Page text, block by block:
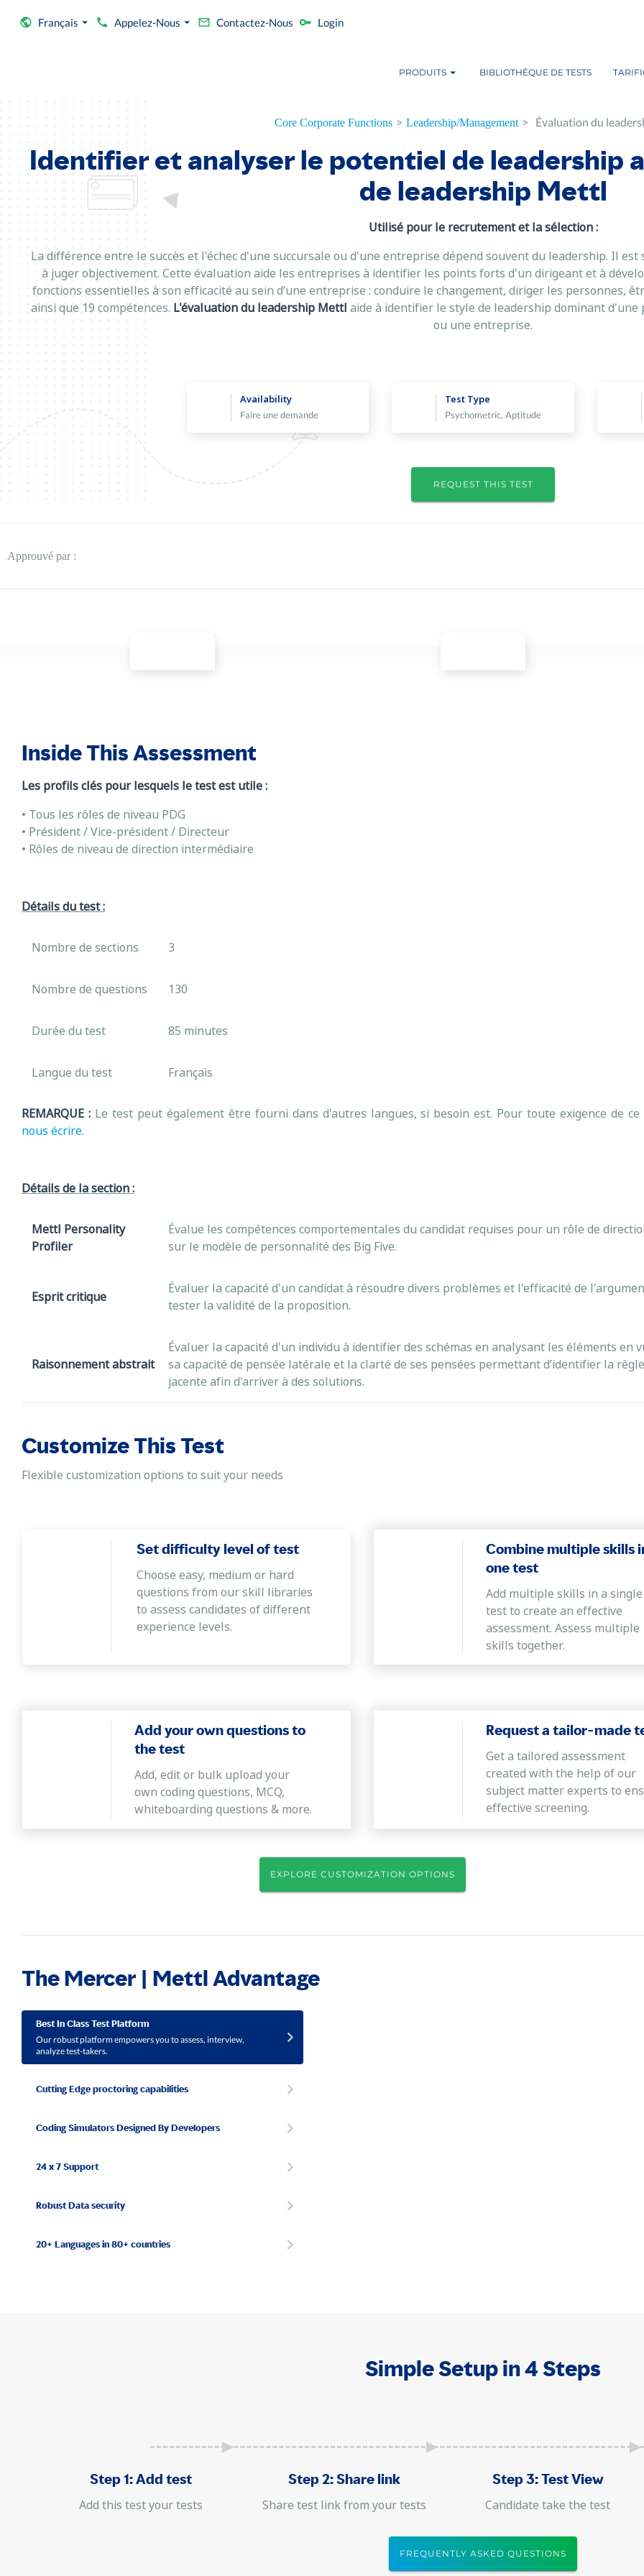
Français Appelez-Nous Contactez-Nous Login
PRODUITS BIBLIOTHÈQUE DE TESTS
Core Corporate Functions > Leadership/Management > Évaluation du
Identifier et analyser le potentiel de leadership
de leadership Mettl
Utilisé pour le recrutement et la sélection :
La différence entre le succès et l'échec d'une succursale ou d'une entreprise dépend souvent du leadership. Il
à juger objectivement. Cette évaluation aide les entreprises à identifier les points forts d'un dirigeant et à
fonctions essentielles à son efficacité au sein d’une entreprise : conduire le changement, diriger les personnes,
ainsi que 19 compétences. L'évaluation du leadership Mettl aide à identifier le style de leadership dominant
ou une entreprise.
Availability
Faire une demande
Test Type
Psychometric, Aptitude
REQUEST THIS TEST
Approuvé par :
Inside This Assessment
Les profils clés pour lesquels le test est utile :
• Tous les rôles de niveau PDG
• Président / Vice-président / Directeur
• Rôles de niveau de direction intermédiaire
Détails du test :
Nombre de sections 3
Nombre de questions 130
Durée du test 85 minutes
Langue du test Français
REMARQUE : Le test peut également être fourni dans d'autres langues, si besoin est. Pour toute exigence de ce
nous écrire.
Détails de la section :
Mettl Personality
Profiler
Évalue les compétences comportementales du candidat requises pour un rôle de
sur le modèle de personnalité des Big Five.
Esprit critique
Évaluer la capacité d'un candidat à résoudre divers problèmes et l'efficacité de
tester la validité de la proposition.
Raisonnement abstrait
Évaluer la capacité d'un individu à identifier des schémas en analysant les éléments en
sa capacité de pensée latérale et la clarté de ses pensées permettant d’identifier la
jacente afin d'arriver à des solutions.
Customize This Test
Flexible customization options to suit your needs
Set difficulty level of test
Choose easy, medium or hard
questions from our skill libraries
to assess candidates of different
experience levels.
Combine multiple skills
one test
Add multiple skills in a single
test to create an effective
assessment. Assess multiple
skills together.
Add your own questions to
the test
Add, edit or bulk upload your
own coding questions, MCQ,
whiteboarding questions & more.
Request a tailor-made
Get a tailored assessment
created with the help of our
subject matter experts to
effective screening.
EXPLORE CUSTOMIZATION OPTIONS
The Mercer | Mettl Advantage
Best In Class Test Platform
Our robust platform empowers you to assess, interview,
analyze test-takers.
Cutting Edge proctoring capabilities
Coding Simulators Designed By Developers
24 x 7 Support
Robust Data security
20+ Languages in 80+ countries
Simple Setup in 4 Steps
Step 1: Add test
Add this test your tests
Step 2: Share link
Share test link from your tests
Step 3: Test View
Candidate take the test
FREQUENTLY ASKED QUESTIONS